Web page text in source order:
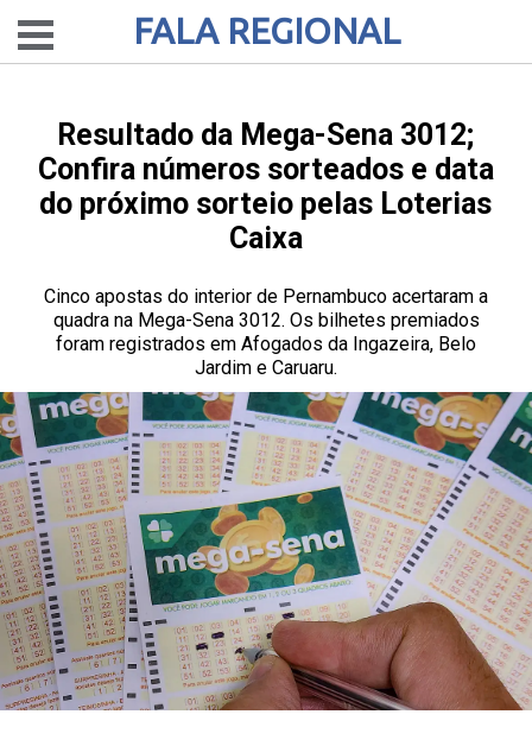
FALA REGIONAL
Resultado da Mega-Sena 3012;
Confira números sorteados e data
do próximo sorteio pelas Loterias
Caixa
Cinco apostas do interior de Pernambuco acertaram a
quadra na Mega-Sena 3012. Os bilhetes premiados
foram registrados em Afogados da Ingazeira, Belo
Jardim e Caruaru.